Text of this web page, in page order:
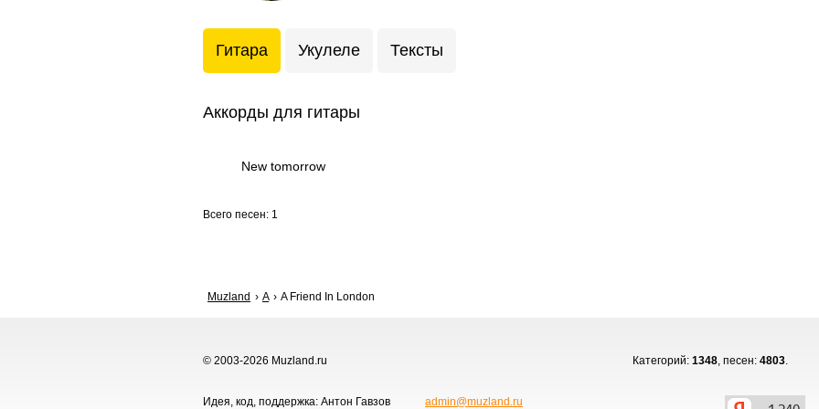
Гитара Укулеле Тексты
Аккорды для гитары
New tomorrow
Всего песен: 1
Muzland A A Friend In London
© 2003-2026 Muzland.ru Категорий: 1348, песен: 4803.
Идея, код, поддержка: Антон Гавзов admin@muzland.ru